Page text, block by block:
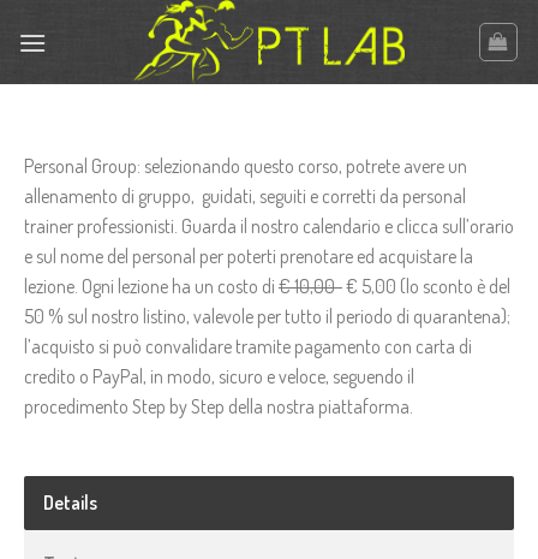
Personal Group: selezionando questo corso, potrete avere un
allenamento di gruppo, guidati, seguiti e corretti da personal
trainer professionisti. Guarda il nostro calendario e clicca sull’orario
e sul nome del personal per poterti prenotare ed acquistare la
lezione. Ogni lezione ha un costo di € 10,00€ 5,00 (lo sconto è del
50 % sul nostro listino, valevole per tutto il periodo di quarantena);
l’acquisto si può convalidare tramite pagamento con carta di
credito o PayPal, in modo, sicuro e veloce, seguendo il
procedimento Step by Step della nostra piattaforma.
Details